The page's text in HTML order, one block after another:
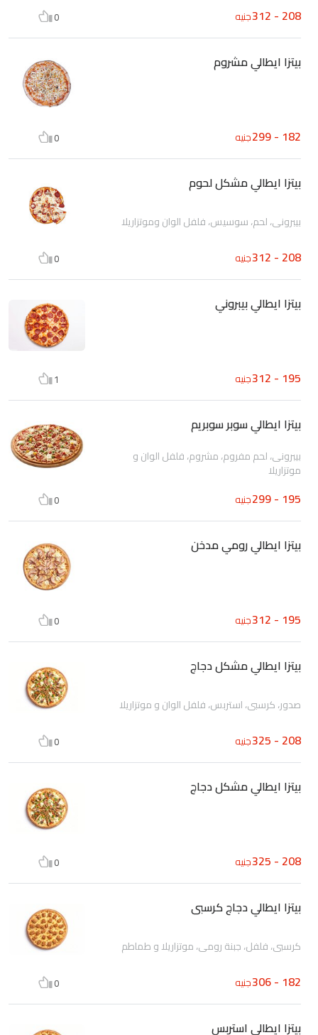
208 - 312 جنيه 0
بيتزا ايطالي مشروم
182 - 299 جنيه 0
بيتزا ايطالي مشكل لحوم
بيبروني، لحم، سوسيس، فلفل الوان وموتزاريلا
208 - 312 جنيه 0
بيتزا ايطالي بيبروني
195 - 312 جنيه 1
بيتزا ايطالي سوبر سوبريم
بيبرونى، لحم مفروم، مشروم، فلفل الوان و
موتزاريلا
195 - 299 جنيه 0
بيتزا ايطالي رومي مدخن
195 - 312 جنيه 0
بيتزا ايطالي مشكل دجاج
صدور، كرسبي، استربس، فلفل الوان و موتزاريلا
208 - 325 جنيه 0
بيتزا ايطالي مشكل دجاج
208 - 325 جنيه 0
بيتزا ايطالي دجاج كرسبى
كرسبى، فلفل، جبنة رومى، موتزاريلا و طماطم
182 - 306 جنيه 0
بيتزا ايطالي استربس